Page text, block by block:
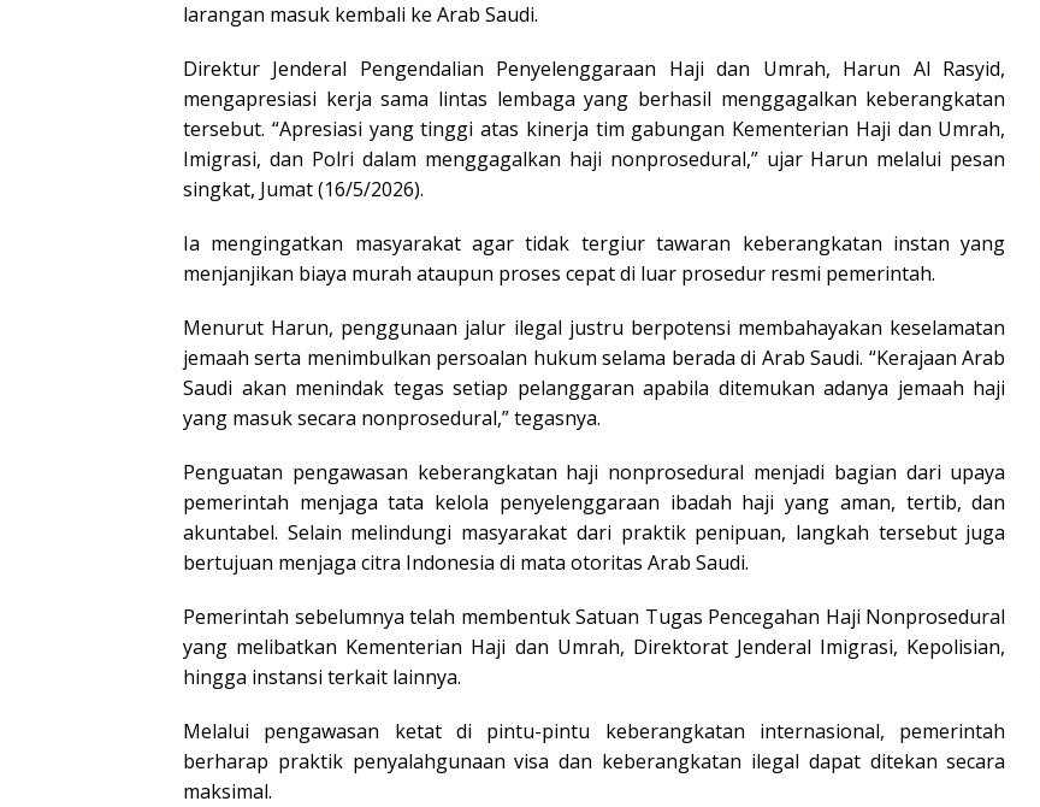
larangan masuk kembali ke Arab Saudi.
Direktur Jenderal Pengendalian Penyelenggaraan Haji dan Umrah, Harun Al Rasyid,
mengapresiasi kerja sama lintas lembaga yang berhasil menggagalkan keberangkatan
tersebut. “Apresiasi yang tinggi atas kinerja tim gabungan Kementerian Haji dan Umrah,
Imigrasi, dan Polri dalam menggagalkan haji nonprosedural,” ujar Harun melalui pesan
singkat, Jumat (16/5/2026).
Ia mengingatkan masyarakat agar tidak tergiur tawaran keberangkatan instan yang
menjanjikan biaya murah ataupun proses cepat di luar prosedur resmi pemerintah.
Menurut Harun, penggunaan jalur ilegal justru berpotensi membahayakan keselamatan
jemaah serta menimbulkan persoalan hukum selama berada di Arab Saudi. “Kerajaan Arab
Saudi akan menindak tegas setiap pelanggaran apabila ditemukan adanya jemaah haji
yang masuk secara nonprosedural,” tegasnya.
Penguatan pengawasan keberangkatan haji nonprosedural menjadi bagian dari upaya
pemerintah menjaga tata kelola penyelenggaraan ibadah haji yang aman, tertib, dan
akuntabel. Selain melindungi masyarakat dari praktik penipuan, langkah tersebut juga
bertujuan menjaga citra Indonesia di mata otoritas Arab Saudi.
Pemerintah sebelumnya telah membentuk Satuan Tugas Pencegahan Haji Nonprosedural
yang melibatkan Kementerian Haji dan Umrah, Direktorat Jenderal Imigrasi, Kepolisian,
hingga instansi terkait lainnya.
Melalui pengawasan ketat di pintu-pintu keberangkatan internasional, pemerintah
berharap praktik penyalahgunaan visa dan keberangkatan ilegal dapat ditekan secara
maksimal.